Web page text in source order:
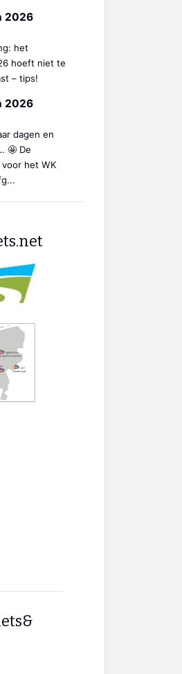
2026
het
hoeft niet te
– tips!
2026
dagen en
🤩 De
het WK